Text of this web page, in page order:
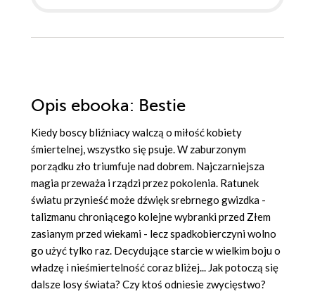
Opis ebooka: Bestie
Kiedy boscy bliźniacy walczą o miłość kobiety
śmiertelnej, wszystko się psuje. W zaburzonym
porządku zło triumfuje nad dobrem. Najczarniejsza
magia przeważa i rządzi przez pokolenia. Ratunek
światu przynieść może dźwięk srebrnego gwizdka -
talizmanu chroniącego kolejne wybranki przed Złem
zasianym przed wiekami - lecz spadkobierczyni wolno
go użyć tylko raz. Decydujące starcie w wielkim boju o
władzę i nieśmiertelność coraz bliżej... Jak potoczą się
dalsze losy świata? Czy ktoś odniesie zwycięstwo?